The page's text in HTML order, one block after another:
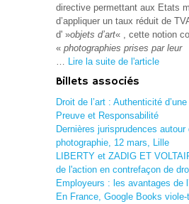
directive permettant aux Etats
d’appliquer un taux réduit de
d' »objets d’art« , cette notion
« photographies prises par leur
… Lire la suite de l'article
Billets associés
Droit de l’art : Authenticité
Preuve et Responsabilité
Dernières jurisprudences
photographie, 12 mars, Lille
LIBERTY et ZADIG ET
de l'action en contrefaçon de
Employeurs : les avantages de
En France, Google Books